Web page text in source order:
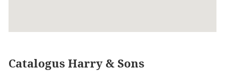
Catalogus Harry & Sons